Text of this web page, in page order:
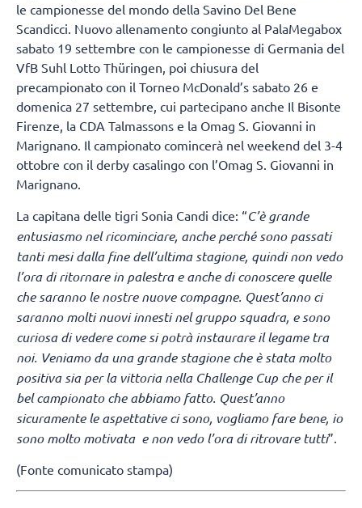
le campionesse del mondo della Savino Del Bene
Scandicci. Nuovo allenamento congiunto al PalaMegabox
sabato 19 settembre con le campionesse di Germania del
VfB Suhl Lotto Thüringen, poi chiusura del
precampionato con il Torneo McDonald’s sabato 26 e
domenica 27 settembre, cui partecipano anche Il Bisonte
Firenze, la CDA Talmassons e la Omag S. Giovanni in
Marignano. Il campionato comincerà nel weekend del 3-4
ottobre con il derby casalingo con l’Omag S. Giovanni in
Marignano.
La capitana delle tigri Sonia Candi dice: “C’è grande
entusiasmo nel ricominciare, anche perché sono passati
tanti mesi dalla fine dell’ultima stagione, quindi non vedo
l’ora di ritornare in palestra e anche di conoscere quelle
che saranno le nostre nuove compagne. Quest’anno ci
saranno molti nuovi innesti nel gruppo squadra, e sono
curiosa di vedere come si potrà instaurare il legame tra
noi. Veniamo da una grande stagione che è stata molto
positiva sia per la vittoria nella Challenge Cup che per il
bel campionato che abbiamo fatto. Quest’anno
sicuramente le aspettative ci sono, vogliamo fare bene, io
sono molto motivata e non vedo l’ora di ritrovare tutti”.
(Fonte comunicato stampa)